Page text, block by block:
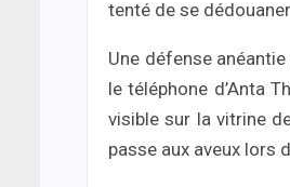
tenté de se
Une défense
le téléphone d’Anta
visible sur la vitrine
passe aux aveux lors